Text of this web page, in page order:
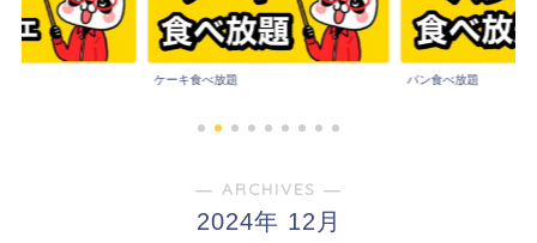
パン食べ放題 その他食べ放題
― ARCHIVES ―
2024年 12月